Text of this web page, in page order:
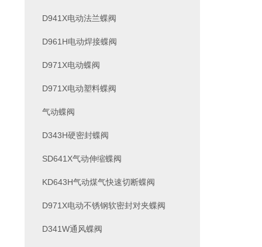
D941X电动法兰蝶阀
D961H电动焊接蝶阀
D971X电动蝶阀
D971X电动塑料蝶阀
气动蝶阀
D343H硬密封蝶阀
SD641X气动伸缩蝶阀
KD643H气动煤气快速切断蝶阀
D971X电动不锈钢软密封对夹蝶阀
D341W通风蝶阀